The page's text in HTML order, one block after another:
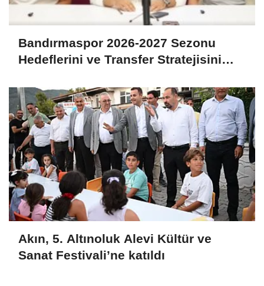
Bandırmaspor 2026-2027 Sezonu
Hedeflerini ve Transfer Stratejisini
Akın, 5. Altınoluk Alevi Kültür ve
Sanat Festivali’ne katıldı